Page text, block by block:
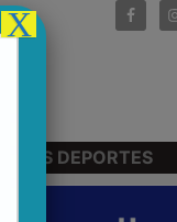
OTROS DEPORTES
X